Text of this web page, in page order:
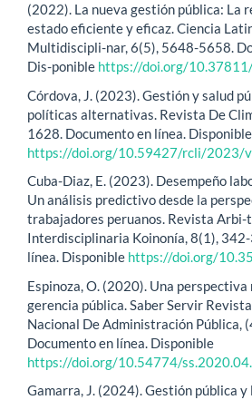
(2022). La nueva gestión pública: La
estado eficiente y eficaz. Ciencia
Multidiscipli-nar, 6(5), 5648-5658.
Dis-ponible https://doi.org/
Córdova, J. (2023). Gestión y salud
políticas alternativas. Revista De
1628. Documento en línea. Disponible
https://doi.org/10.59427/rcli/2023/
Cuba-Diaz, E. (2023). Desempeño
Un análisis predictivo desde la
trabajadores peruanos. Revista Arbi-
Interdisciplinaria Koinonía, 8(1),
línea. Disponible https://doi.org/
Espinoza, O. (2020). Una perspectiva
gerencia pública. Saber Servir
Nacional De Administración Pública,
Documento en línea. Disponible
https://doi.org/10.54774/
Gamarra, J. (2024). Gestión pública